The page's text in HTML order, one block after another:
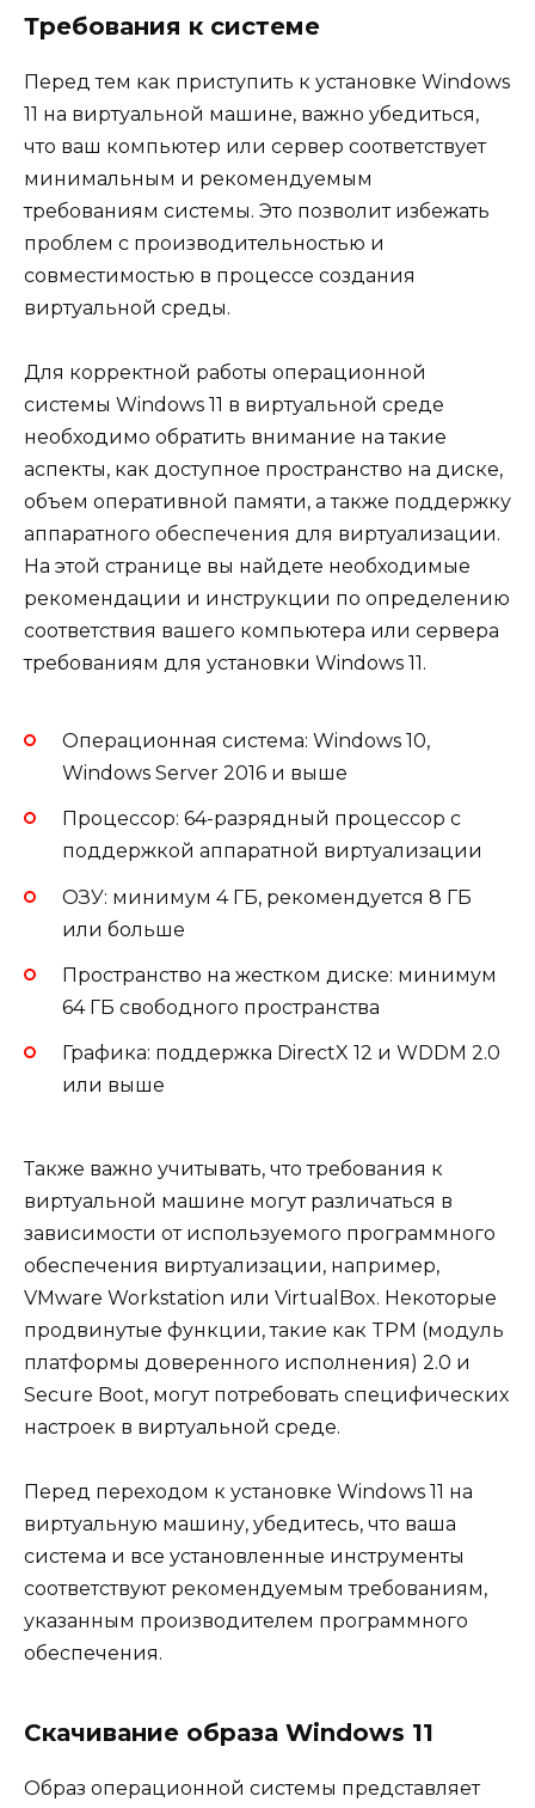
Требования к системе
Перед тем как приступить к установке Windows
11 на виртуальной машине, важно убедиться,
что ваш компьютер или сервер соответствует
минимальным и рекомендуемым
требованиям системы. Это позволит избежать
проблем с производительностью и
совместимостью в процессе создания
виртуальной среды.
Для корректной работы операционной
системы Windows 11 в виртуальной среде
необходимо обратить внимание на такие
аспекты, как доступное пространство на диске,
объем оперативной памяти, а также поддержку
аппаратного обеспечения для виртуализации.
На этой странице вы найдете необходимые
рекомендации и инструкции по определению
соответствия вашего компьютера или сервера
требованиям для установки Windows 11.
Операционная система: Windows 10,
Windows Server 2016 и выше
Процессор: 64-разрядный процессор с
поддержкой аппаратной виртуализации
ОЗУ: минимум 4 ГБ, рекомендуется 8 ГБ
или больше
Пространство на жестком диске: минимум
64 ГБ свободного пространства
Графика: поддержка DirectX 12 и WDDM 2.0
или выше
Также важно учитывать, что требования к
виртуальной машине могут различаться в
зависимости от используемого программного
обеспечения виртуализации, например,
VMware Workstation или VirtualBox. Некоторые
продвинутые функции, такие как TPM (модуль
платформы доверенного исполнения) 2.0 и
Secure Boot, могут потребовать специфических
настроек в виртуальной среде.
Перед переходом к установке Windows 11 на
виртуальную машину, убедитесь, что ваша
система и все установленные инструменты
соответствуют рекомендуемым требованиям,
указанным производителем программного
обеспечения.
Скачивание образа Windows 11
Образ операционной системы представляет